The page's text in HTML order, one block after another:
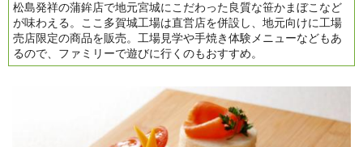
松島発祥の蒲鉾店で地元宮城にこだわった良質な笹かまぼこなど
が味わえる。ここ多賀城工場は直営店を併設し、地元向けに工場
売店限定の商品を販売。工場見学や手焼き体験メニューなどもあ
るので、ファミリーで遊びに行くのもおすすめ。